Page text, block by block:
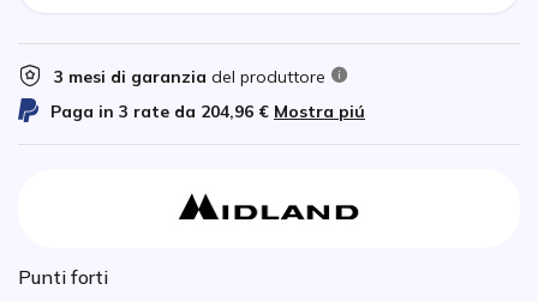
3 mesi di garanzia del produttore
Paga in 3 rate da 204,96 € Mostra piú
Punti forti